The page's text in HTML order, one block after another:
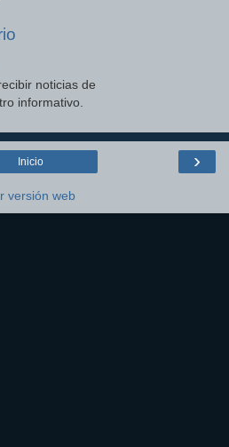
noticias de
informativo.
›
Inicio
versión web